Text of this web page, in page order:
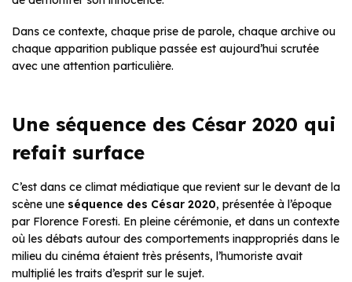
Dans ce contexte, chaque prise de parole, chaque archive ou
chaque apparition publique passée est aujourd’hui scrutée
avec une attention particulière.
Une séquence des César 2020 qui
refait surface
C’est dans ce climat médiatique que revient sur le devant de la
scène une séquence des César 2020, présentée à l’époque
par Florence Foresti. En pleine cérémonie, et dans un contexte
où les débats autour des comportements inappropriés dans le
milieu du cinéma étaient très présents, l’humoriste avait
multiplié les traits d’esprit sur le sujet.